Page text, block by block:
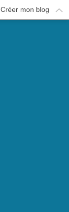
Créer mon blog